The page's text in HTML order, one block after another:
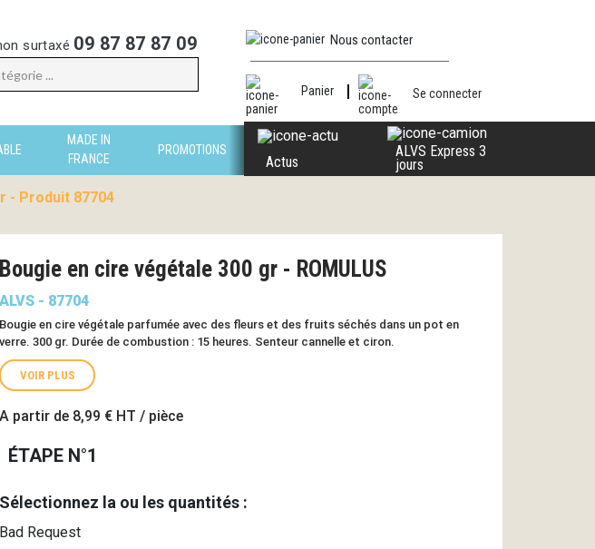
surtaxé 09 87 87 87 09 Nous contacter
Panier Se connecter
MADE IN
FRANCE
PROMOTIONS
Actus
ALVS Express 3
jours
- Produit 87704
Bougie en cire végétale 300 gr - ROMULUS
ALVS - 87704
Bougie en cire végétale parfumée avec des fleurs et des fruits séchés dans un pot en
verre. 300 gr. Durée de combustion : 15 heures. Senteur cannelle et ciron.
VOIR PLUS
A partir de 8,99 € HT / pièce
ÉTAPE N°1
Sélectionnez la ou les quantités :
Bad Request